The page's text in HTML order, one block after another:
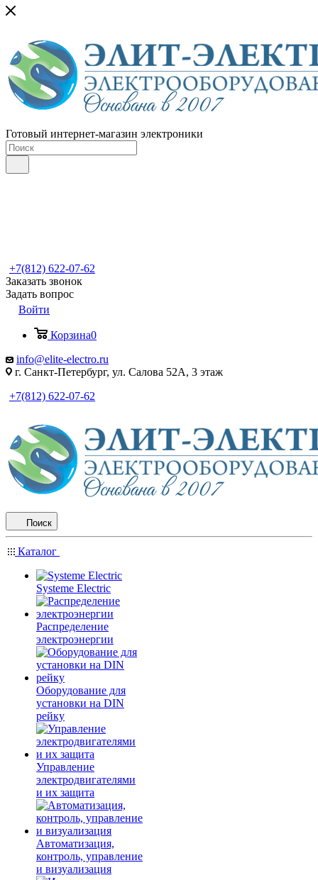
Готовый интернет-магазин электроники
+7(812) 622-07-62
Заказать звонок
Задать вопрос
Войти
Корзина0
info@elite-electro.ru
г. Санкт-Петербург, ул. Салова 52А, 3 этаж
+7(812) 622-07-62
Поиск
Каталог
Systeme Electric
Распределение
электроэнергии
Оборудование для
установки на DIN
рейку
Управление
электродвигателями
и их защита
Автоматизация,
контроль, управление
и визуализация